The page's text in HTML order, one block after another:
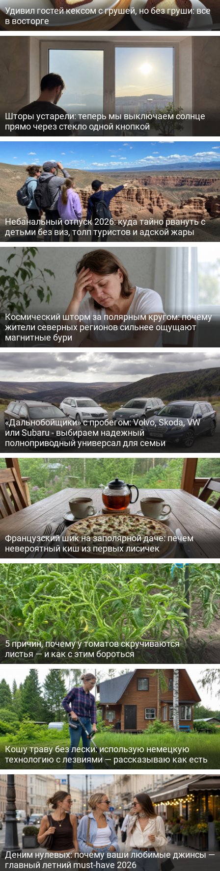
Удивил гостей кексом с грушей, но без груши: все
в восторге
Шторы устарели: теперь мы выключаем солнце
прямо через стекло одной кнопкой
Небанальный отпуск 2026: куда тайно рвануть с
детьми без виз, толп туристов и адской жары
Космический шторм за полярным кругом: почему
жители северных регионов сильнее ощущают
магнитные бури
«Дальнобойщики» с пробегом: Volvo, Skoda, VW
или Subaru - выбираем надежный
полноприводный универсал для семьи
Французский шик на заполярной даче: печем
невероятный киш из первых лисичек
5 причин, почему у томатов скручиваются
листья — и как с этим бороться
Кошу траву без лески: использую немецкую
технологию с лезвиями — рассказываю как есть
Деним нулевых: почему ваши любимые джинсы —
главный летний must-have 2026